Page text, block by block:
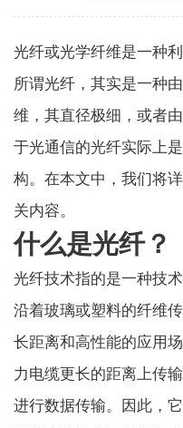
光纤或光学纤维是一种
所谓光纤，其实是一种
维，其直径极细，或者
于光通信的光纤实际上
构。在本文中，我们将
关内容。
什么是光纤？
光纤技术指的是一种技
沿着玻璃或塑料的纤维
长距离和高性能的应用
力电缆更长的距离上传
进行数据传输。因此，